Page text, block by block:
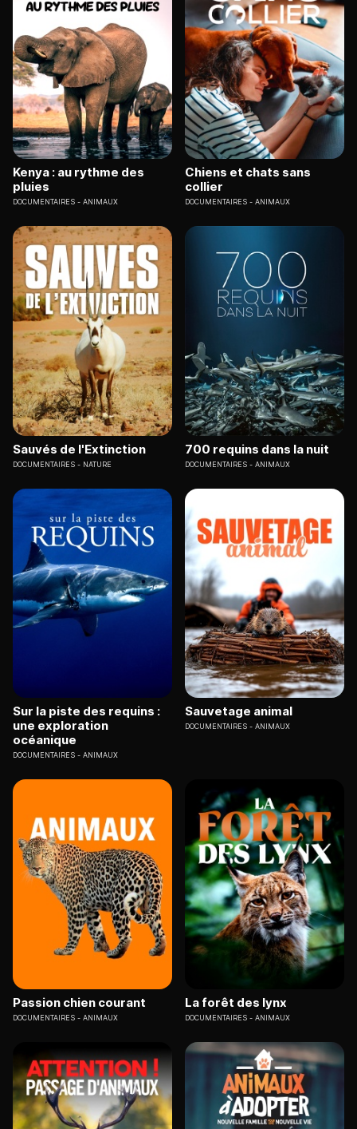
Kenya : au rythme des
pluies
DOCUMENTAIRES ANIMAUX
Chiens et chats sans
collier
DOCUMENTAIRES ANIMAUX
Sauvés de l'Extinction
DOCUMENTAIRES NATURE
700 requins dans la nuit
DOCUMENTAIRES ANIMAUX
Sur la piste des requins :
une exploration
océanique
DOCUMENTAIRES ANIMAUX
Sauvetage animal
DOCUMENTAIRES ANIMAUX
Passion chien courant
DOCUMENTAIRES ANIMAUX
La forêt des lynx
DOCUMENTAIRES ANIMAUX